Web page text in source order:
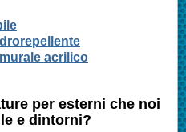
acrilico
per esterni che noi
e dintorni?